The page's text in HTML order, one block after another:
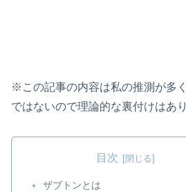
※この記事の内容は私の推測が多
ではないので理論的な裏付けはあ
目次
ザブトンとは